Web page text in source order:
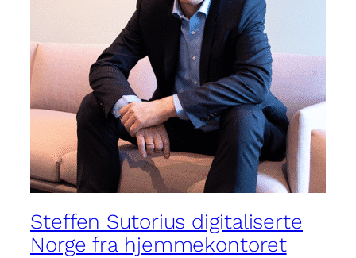
Steffen Sutorius digitaliserte
Norge fra hjemmekontoret